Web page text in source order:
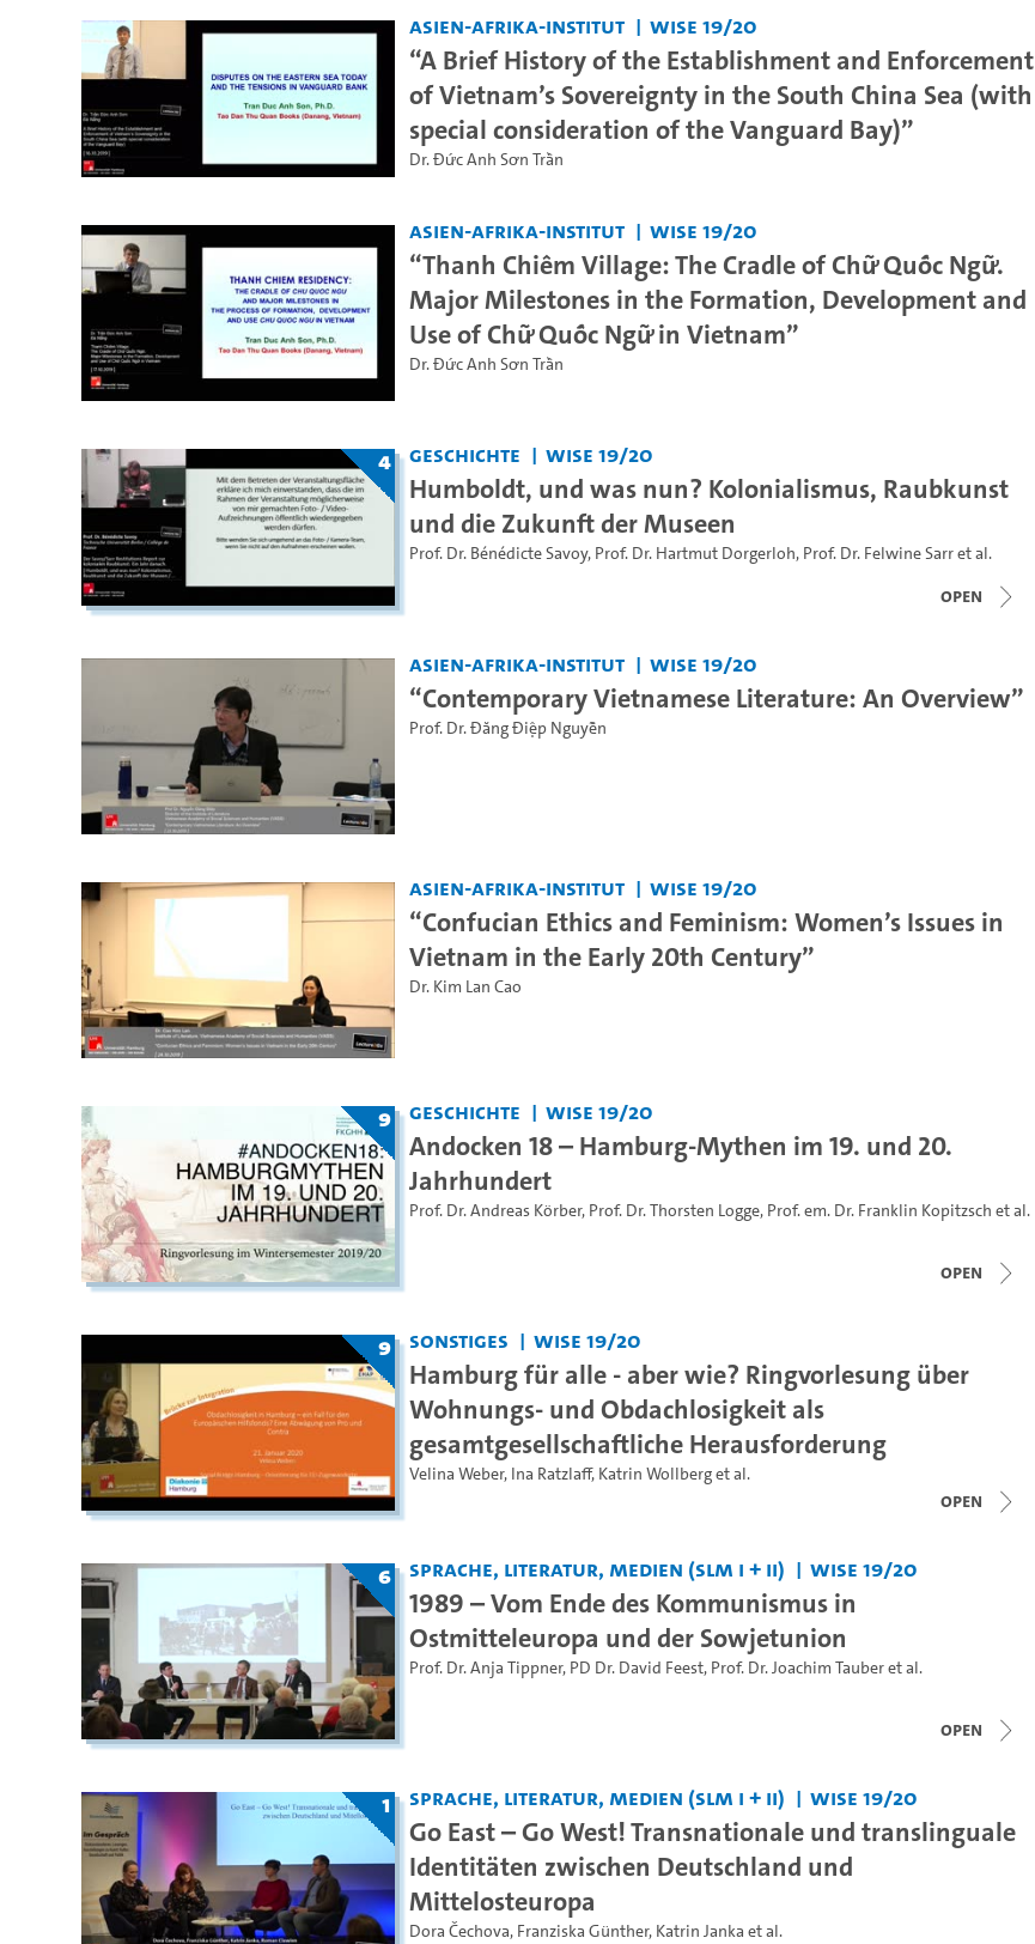
Asien-Afrika-Institut WiSe 19/20
“A Brief History of the Establishment and Enforcement
of Vietnam’s Sovereignty in the South China Sea (with
special consideration of the Vanguard Bay)”
Dr. Đức Anh Sơn Trần
Asien-Afrika-Institut WiSe 19/20
“Thanh Chiêm Village: The Cradle of Chữ Quốc Ngữ.
Major Milestones in the Formation, Development and
Use of Chữ Quốc Ngữ in Vietnam”
Dr. Đức Anh Sơn Trần
4 Geschichte WiSe 19/20
Humboldt, und was nun? Kolonialismus, Raubkunst
und die Zukunft der Museen
Prof. Dr. Bénédicte Savoy, Prof. Dr. Hartmut Dorgerloh, Prof. Dr. Felwine Sarret al.
open
Asien-Afrika-Institut WiSe 19/20
“Contemporary Vietnamese Literature: An Overview”
Prof. Dr. Đăng Điệp Nguyễn
Asien-Afrika-Institut WiSe 19/20
“Confucian Ethics and Feminism: Women’s Issues in
Vietnam in the Early 20th Century”
Dr. Kim Lan Cao
9 Geschichte WiSe 19/20
Andocken 18 – Hamburg-Mythen im 19. und 20.
Jahrhundert
Prof. Dr. Andreas Körber, Prof. Dr. Thorsten Logge, Prof. em. Dr. Franklin Kopitzsch et al.
open
9 Sonstiges WiSe 19/20
Hamburg für alle - aber wie? Ringvorlesung über
Wohnungs- und Obdachlosigkeit als
gesamtgesellschaftliche Herausforderung
Velina Weber, Ina Ratzlaff, Katrin Wollberget al.
open
6 Sprache, Literatur, Medien (SLM I + II) WiSe 19/20
1989 – Vom Ende des Kommunismus in
Ostmitteleuropa und der Sowjetunion
Prof. Dr. Anja Tippner, PD Dr. David Feest, Prof. Dr. Joachim Tauberet al.
open
1 Sprache, Literatur, Medien (SLM I + II) WiSe 19/20
Go East – Go West! Transnationale und translinguale
Identitäten zwischen Deutschland und
Mittelosteuropa
Dora Čechova, Franziska Günther, Katrin Janka et al.